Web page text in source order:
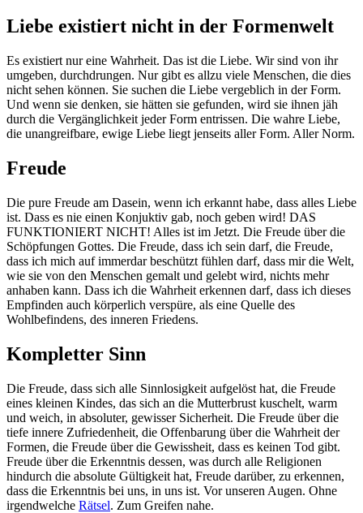
Liebe existiert nicht in der Formenwelt
Es existiert nur eine Wahrheit. Das ist die Liebe. Wir sind von ihr
umgeben, durchdrungen. Nur gibt es allzu viele Menschen, die dies
nicht sehen können. Sie suchen die Liebe vergeblich in der Form.
Und wenn sie denken, sie hätten sie gefunden, wird sie ihnen jäh
durch die Vergänglichkeit jeder Form entrissen. Die wahre Liebe,
die unangreifbare, ewige Liebe liegt jenseits aller Form. Aller Norm.
Freude
Die pure Freude am Dasein, wenn ich erkannt habe, dass alles Liebe
ist. Dass es nie einen Konjuktiv gab, noch geben wird! DAS
FUNKTIONIERT NICHT! Alles ist im Jetzt. Die Freude über die
Schöpfungen Gottes. Die Freude, dass ich sein darf, die Freude,
dass ich mich auf immerdar beschützt fühlen darf, dass mir die Welt,
wie sie von den Menschen gemalt und gelebt wird, nichts mehr
anhaben kann. Dass ich die Wahrheit erkennen darf, dass ich dieses
Empfinden auch körperlich verspüre, als eine Quelle des
Wohlbefindens, des inneren Friedens.
Kompletter Sinn
Die Freude, dass sich alle Sinnlosigkeit aufgelöst hat, die Freude
eines kleinen Kindes, das sich an die Mutterbrust kuschelt, warm
und weich, in absoluter, gewisser Sicherheit. Die Freude über die
tiefe innere Zufriedenheit, die Offenbarung über die Wahrheit der
Formen, die Freude über die Gewissheit, dass es keinen Tod gibt.
Freude über die Erkenntnis dessen, was durch alle Religionen
hindurch die absolute Gültigkeit hat, Freude darüber, zu erkennen,
dass die Erkenntnis bei uns, in uns ist. Vor unseren Augen. Ohne
irgendwelche Rätsel. Zum Greifen nahe.